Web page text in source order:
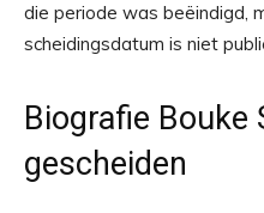
die periode was beëindigd,
scheidingsdatum is niet
Biografie Bouke
gescheiden